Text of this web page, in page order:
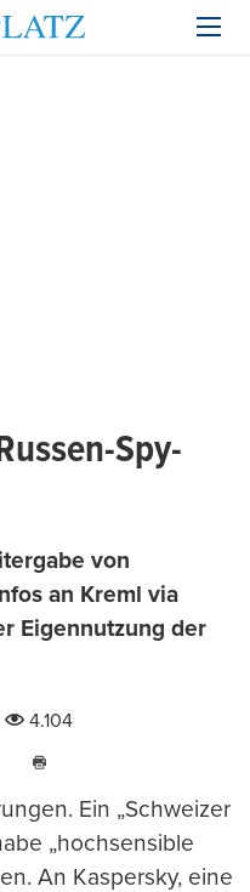
Spy-
von
an Kreml via
Eigennutzung der
4.104
LinkedIn
druckenEin „Schweizer
„hochsensible
An Kaspersky, eine